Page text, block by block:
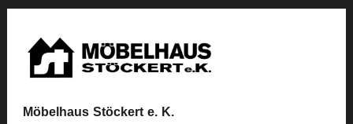
Möbelhaus Stöckert e. K.